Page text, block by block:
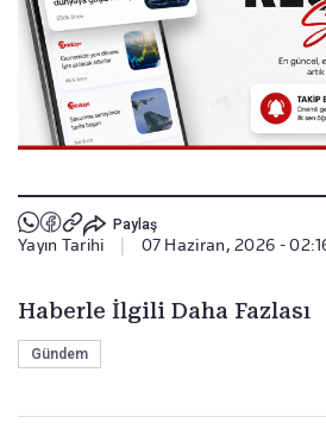
Paylaş
Yayın Tarihi 07 Haziran, 2026 -
Haberle İlgili Daha Fazlası
Gündem